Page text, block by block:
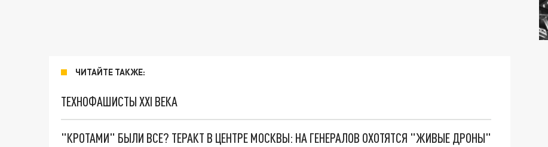
ЧИТАЙТЕ ТАКЖЕ:
ТЕХНОФАШИСТЫ XXI ВЕКА
"КРОТАМИ" БЫЛИ ВСЕ? ТЕРАКТ В ЦЕНТРЕ МОСКВЫ: НА ГЕНЕРАЛОВ ОХОТЯТСЯ "ЖИВЫЕ ДРОНЫ"